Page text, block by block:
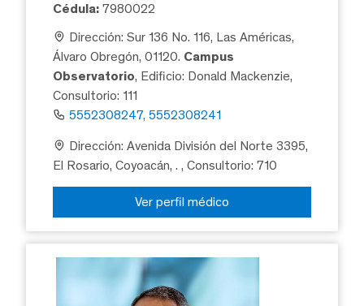
Cédula: 7980022
Dirección: Sur 136 No. 116, Las Américas,
Álvaro Obregón, 01120. Campus
Observatorio, Edificio: Donald Mackenzie,
Consultorio: 111
5552308247, 5552308241
Dirección: Avenida División del Norte 3395,
El Rosario, Coyoacán, ., Consultorio: 710
Ver perfil médico